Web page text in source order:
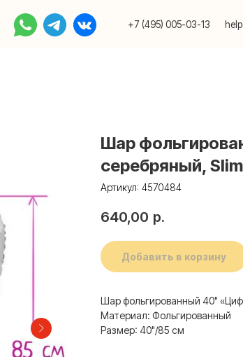
+7 (495) 005-03-13 help@upakovali.online
Шар
серебряный, Slim
Артикул: 4570484
640,00 р.
Добавить в корзину
Шар фольгированный 40"
Материал: Фольгированный
Размер: 40"/85 см